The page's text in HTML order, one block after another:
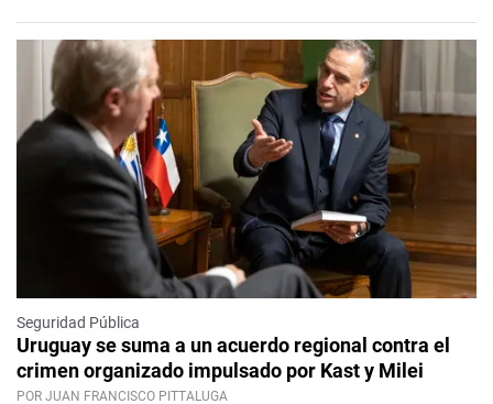
Seguridad Pública
Uruguay se suma a un acuerdo regional contra el
crimen organizado impulsado por Kast y Milei
POR JUAN FRANCISCO PITTALUGA